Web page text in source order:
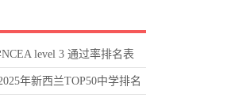
level 3 通过率排名表
年新西兰TOP50中学排名